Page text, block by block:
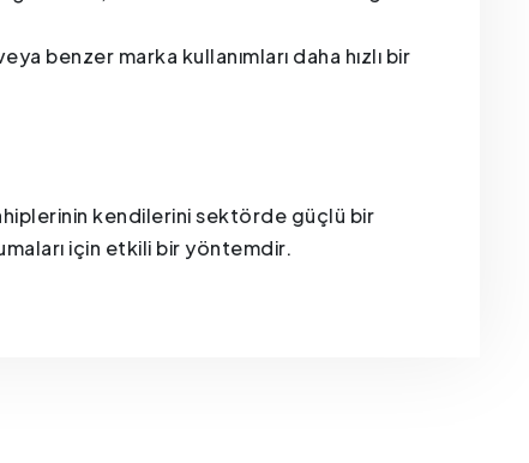
benzer marka kullanımları daha hızlı bir
kendilerini sektörde güçlü bir
için etkili bir yöntemdir.